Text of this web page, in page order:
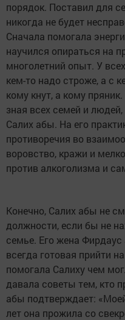
порядок. Поставил для
никогда не будет
Сначала помогала
научился опираться на
многолетний опыт. У
кем-то надо строже, а с
кому кнут, а кому
зная всех семей и
Салих абы. На его
противоречия во
воровство, кражи и
против алкоголизма и
Конечно, Салих абы не
должности, если бы не
семье. Его жена
всегда готовая прийти
помогала Салиху чем
давала советы тем, кто
абы подтверждает:
лет она прожила со